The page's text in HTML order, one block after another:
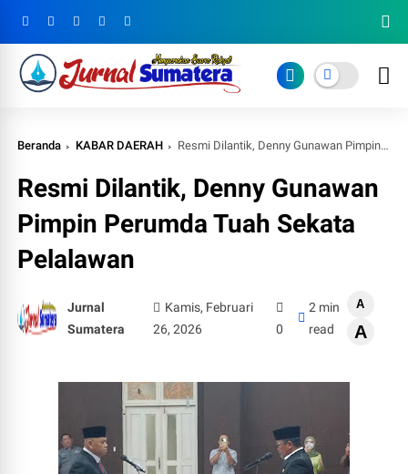
Beranda KABAR DAERAH Resmi Dilantik, Denny Gunawan Pimpin Perumda Tuah Sekata Pelalawan
Resmi Dilantik, Denny Gunawan
Pimpin Perumda Tuah Sekata
Pelalawan
Jurnal
Sumatera
Kamis, Februari
26, 2026
0
2 min
read
A
A